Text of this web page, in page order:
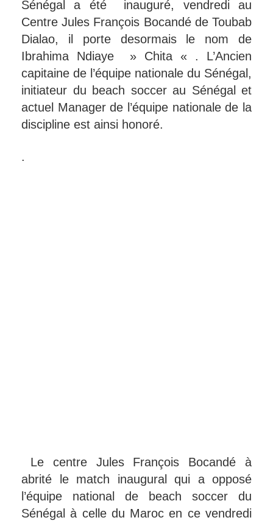
Sénégal a été inauguré, vendredi au
Centre Jules François Bocandé de Toubab
Dialao, il porte desormais le nom de
Ibrahima Ndiaye » Chita « . L’Ancien
capitaine de l’équipe nationale du Sénégal,
initiateur du beach soccer au Sénégal et
actuel Manager de l’équipe nationale de la
discipline est ainsi honoré.
.
Le centre Jules François Bocandé à
abrité le match inaugural qui a opposé
l’équipe national de beach soccer du
Sénégal à celle du Maroc en ce vendredi